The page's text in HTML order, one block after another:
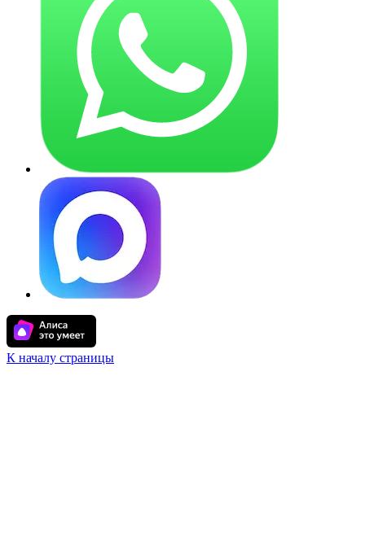
К началу страницы